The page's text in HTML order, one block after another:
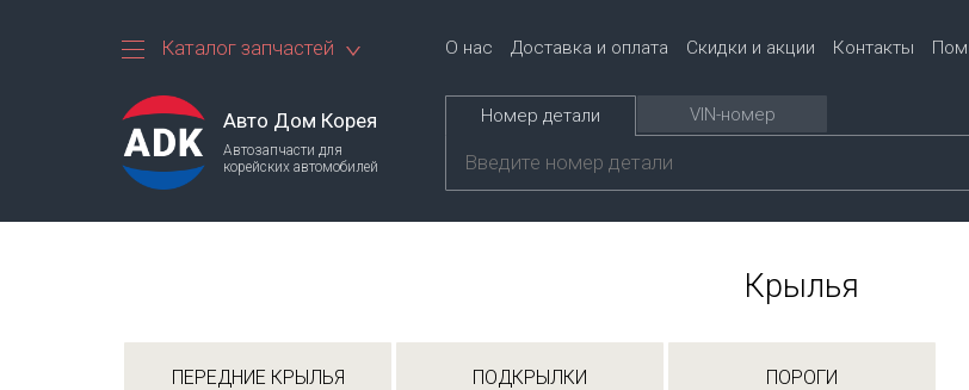
Каталог запчастей О нас Доставка и оплата Скидки и акции Контакты
Авто Дом Корея
Автозапчасти для
корейских автомобилей
Номер детали VIN-номер
Крылья
ПЕРЕДНИЕ КРЫЛЬЯ ПОДКРЫЛКИ ПОРОГИ